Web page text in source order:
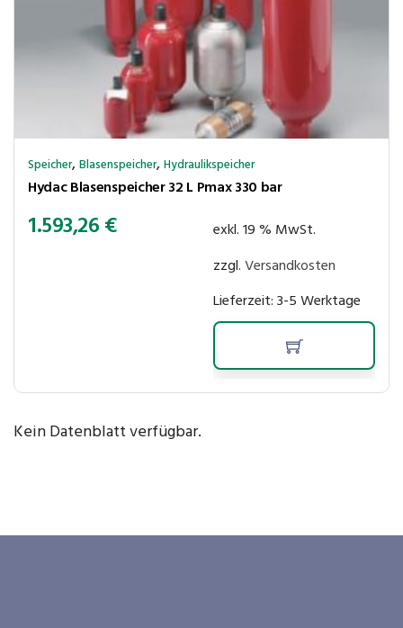
Speicher,Blasenspeicher,Hydraulikspeicher
Hydac Blasenspeicher 32 L Pmax 330 bar
1.593,26€
exkl. 19 % MwSt.
zzgl.Versandkosten
Lieferzeit:3-5 Werktage
Kein Datenblatt verfügbar.